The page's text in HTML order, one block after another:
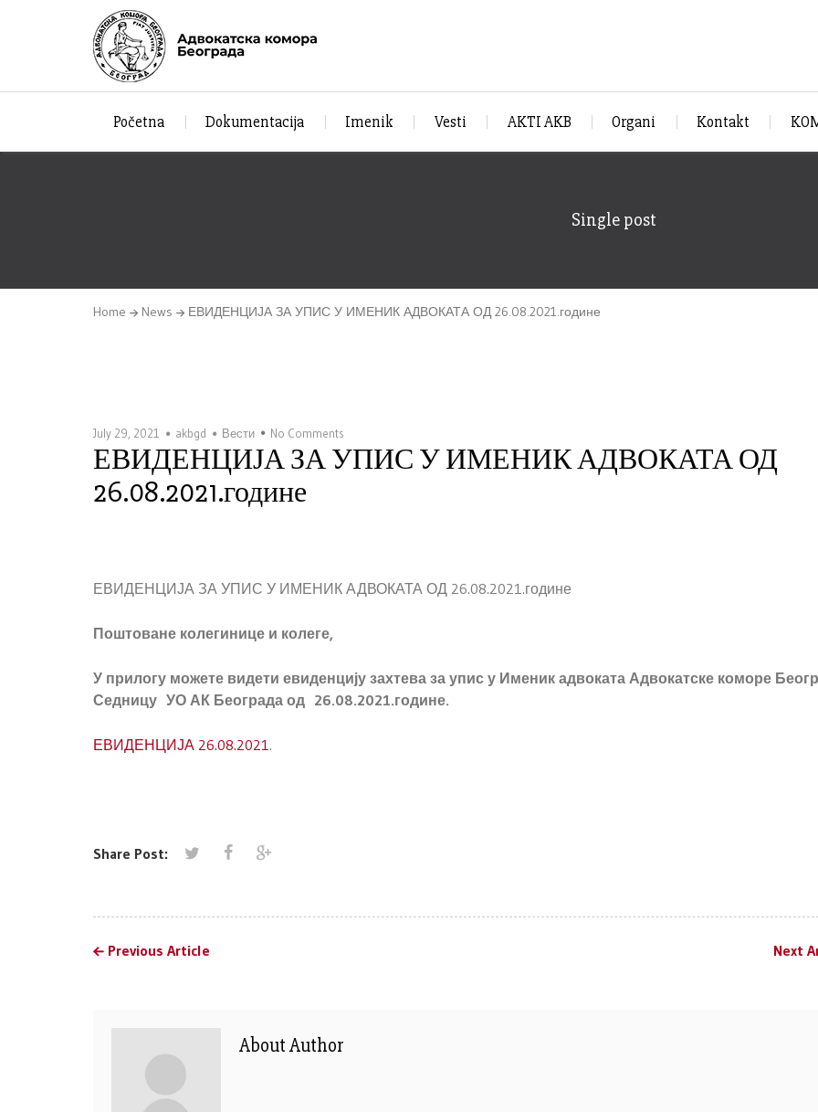
Početna Dokumentacija Imenik Vesti AKTI AKB Organi Kontakt
Single post
Home News ЕВИДЕНЦИЈА ЗА УПИС У ИМЕНИК АДВОКАТА ОД 26.08.2021.године
July 29, 2021 akbgd Вести No Comments
ЕВИДЕНЦИЈА ЗА УПИС У ИМЕНИК АДВОКАТА ОД
26.08.2021.године
ЕВИДЕНЦИЈА ЗА УПИС У ИМЕНИК АДВОКАТА ОД 26.08.2021.године
Поштоване колегинице и колеге,
У прилогу можете видети евиденцију захтева за упис у Именик адвоката Адвокатске коморе
Седницу УО АК Београда од 26.08.2021.године.
ЕВИДЕНЦИЈА 26.08.2021 .
Share Post:
Previous Article Next
About Author